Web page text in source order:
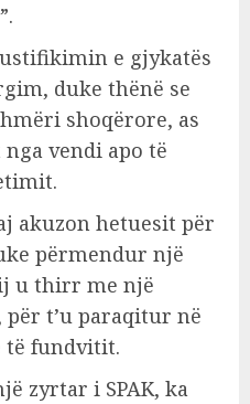
e gjykatës
duke thënë se
shoqërore, as
vendi apo të
akuzon hetuesit për
përmendur një
u thirr me një
për t’u paraqitur në
të fundvitit.
zyrtar i SPAK, ka